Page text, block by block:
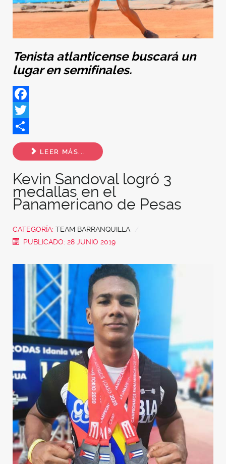
Tenista atlanticense buscará un
lugar en semifinales.
Facebook
Twitter
Share
LEER MÁS...
Kevin Sandoval logró 3
medallas en el
Panamericano de Pesas
CATEGORÍA: TEAM BARRANQUILLA
PUBLICADO: 28 JUNIO 2019